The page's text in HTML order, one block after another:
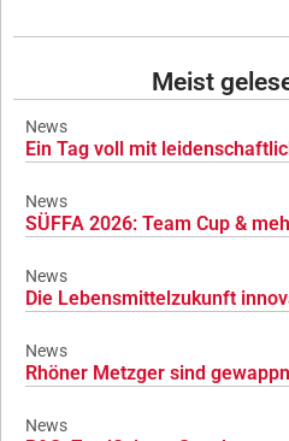
Meist
News
Ein Tag voll mit
News
SÜFFA 2026: Team Cup &
News
Die Lebensmittelzukunft
News
Rhöner Metzger sind
News